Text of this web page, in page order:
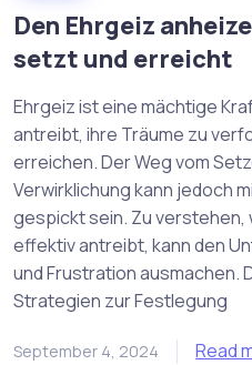
Den Ehrgeiz
setzt und erreicht
Ehrgeiz ist eine mächtige
antreibt, ihre Träume zu
erreichen. Der Weg vom
Verwirklichung kann jedoch
gespickt sein. Zu verstehen,
effektiv antreibt, kann den
und Frustration ausmachen.
Strategien zur Festlegung
September 4, 2024 Read